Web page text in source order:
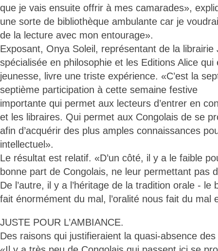
que je vais ensuite offrir à mes camarades»,
une sorte de bibliothèque ambulante car je
de la lecture avec mon entourage».
Exposant, Onya Soleil, représentant de la librairie
spécialisée en philosophie et les Editions Alice
jeunesse, livre une triste expérience. «C’est la
septième participation à cette semaine festive
importante qui permet aux lecteurs d’entrer en
et les libraires. Qui permet aux Congolais de se
afin d’acquérir des plus amples connaissances
intellectuel».
Le résultat est relatif. «D’un côté, il y a le faible
bonne part de Congolais, ne leur permettant pas
De l’autre, il y a l’héritage de la tradition orale - le
fait énormément du mal, l’oralité nous fait du mal
JUSTE POUR L’AMBIANCE.
Des raisons qui justifieraient la quasi-absence